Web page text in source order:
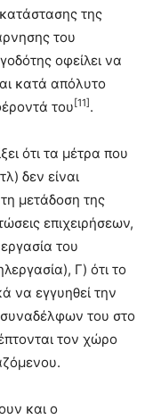
της
του
οφείλει να
κατά απόλυτο
του [11] .
ότι τα μέτρα που
δεν είναι
μετάδοση της
επιχειρήσεων,
του
Γ) ότι το
να εγγυηθεί την
του στο
τον χώρο
και ο